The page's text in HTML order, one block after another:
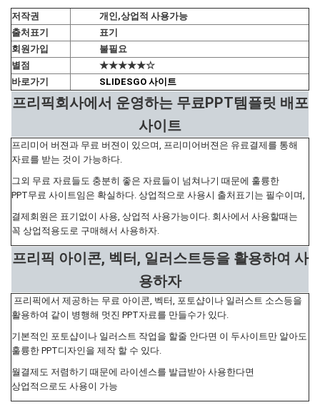
저작권
개인,상업적 사용가능
출처표기
표기
회원가입
불필요
별점
★★★★★☆
바로가기
SLIDESGO 사이트
프리픽회사에서 운영하는 무료PPT템플릿 배포
사이트
프리미어 버젼과 무료 버젼이 있으며, 프리미어버젼은 유료결제를 통해
자료를 받는 것이 가능하다.
그외 무료 자료들도 충분히 좋은 자료들이 넘쳐나기 때문에 훌륭한
PPT무료 사이트임은 확실하다. 상업적으로 사용시 출처표기는 필수이며,
결제회원은 표기없이 사용, 상업적 사용가능이다. 회사에서 사용할때는
꼭 상업적용도로 구매해서 사용하자.
프리픽 아이콘, 벡터, 일러스트등을 활용하여 사
용하자
프리픽에서 제공하는 무료 아이콘, 벡터, 포토샵이나 일러스트 소스등을
활용하여 같이 병행해 멋진 PPT자료를 만들수가 있다.
기본적인 포토샵이나 일러스트 작업을 할줄 안다면 이 두사이트만 알아도
훌륭한 PPT디자인을 제작 할 수 있다.
월결제도 저렴하기 때문에 라이센스를 발급받아 사용한다면
상업적으로도 사용이 가능